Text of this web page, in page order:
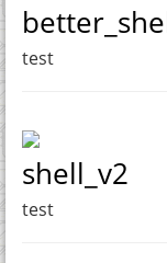
test
shell_v2
test